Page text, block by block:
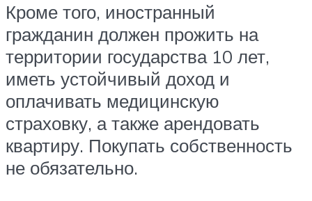
Кроме того, иностранный
гражданин должен прожить на
территории государства 10 лет,
иметь устойчивый доход и
оплачивать медицинскую
страховку, а также арендовать
квартиру. Покупать собственность
не обязательно.